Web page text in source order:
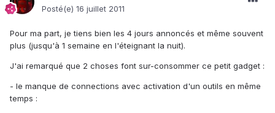
Posté(e) 16 juillet 2011
Pour ma part, je tiens bien les 4 jours annoncés et même souvent
plus (jusqu'à 1 semaine en l'éteignant la nuit).
J'ai remarqué que 2 choses font sur-consommer ce petit gadget :
- le manque de connections avec activation d'un outils en même
temps :